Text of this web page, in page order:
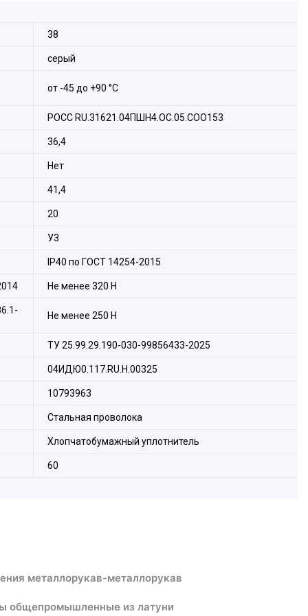
38
серый
от -45 до +90 °С
РОСС RU.31621.04ПШН4.ОС.05.СОО153
36,4
Нет
41,4
20
У3
IP40 по ГОСТ 14254-2015
Не менее 320 H
Не менее 250 Н
ТУ 25.99.29.190-030-99856433-2025
04ИДЮ0.117.RU.H.00325
10793963
Стальная проволока
Хлопчатобумажный уплотнитель
60
металлорукав-металлорукав
общепромышленные из латуни